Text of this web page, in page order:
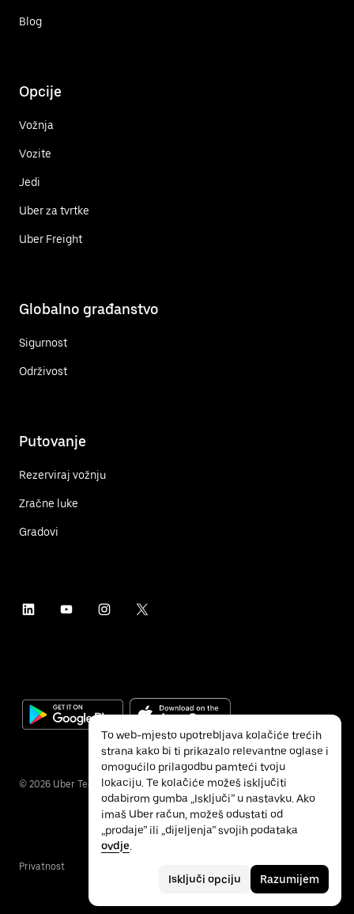
Blog
Opcije
Vožnja
Vozite
Jedi
Uber za tvrtke
Uber Freight
Globalno građanstvo
Sigurnost
Održivost
Putovanje
Rezerviraj vožnju
Zračne luke
Gradovi
© 2026 Uber Technologies Inc.
Privatnost
To web-mjesto upotrebljava kolačiće trećih
strana kako bi ti prikazalo relevantne oglase i
omogućilo prilagodbu pamteći tvoju
lokaciju. Te kolačiće možeš isključiti
odabirom gumba „Isključi” u nastavku. Ako
imaš Uber račun, možeš odustati od
„prodaje” ili „dijeljenja” svojih podataka
ovdje.
Isključi opciju Razumijem